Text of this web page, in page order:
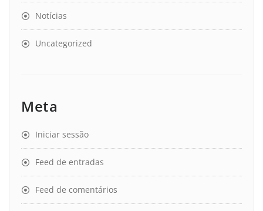
Notícias
Uncategorized
Meta
Iniciar sessão
Feed de entradas
Feed de comentários